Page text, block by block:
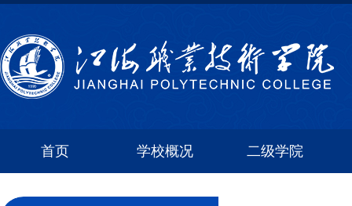
首页 学校概况 二级学院